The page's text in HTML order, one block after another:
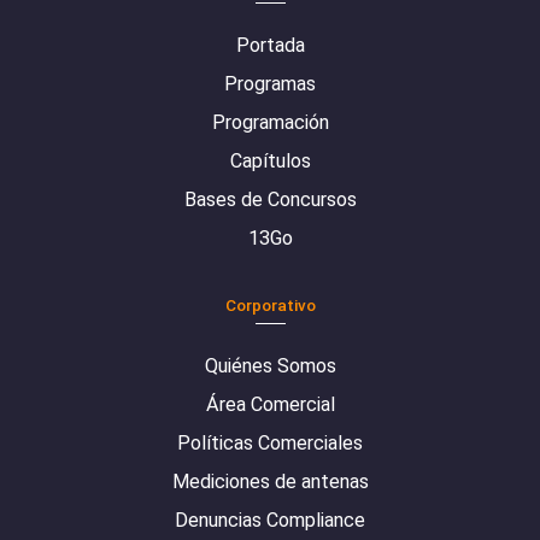
Portada
Programas
Programación
Capítulos
Bases de Concursos
13Go
Corporativo
Quiénes Somos
Área Comercial
Políticas Comerciales
Mediciones de antenas
Denuncias Compliance